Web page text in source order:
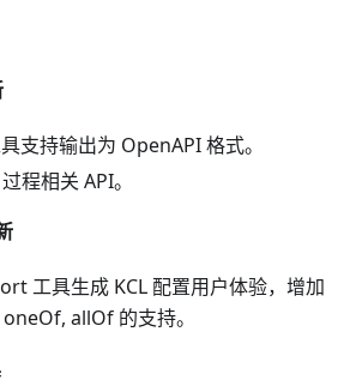
支持输出为 OpenAPI 格式。
程相关 API。
工具生成 KCL 配置用户体验，增加
allOf 的支持。